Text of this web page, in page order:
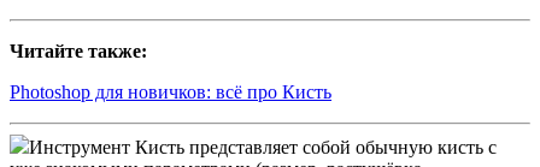
Читайте также:
Photoshop для новичков: всё про Кисть
Инструмент Кисть представляет собой обычную кисть с